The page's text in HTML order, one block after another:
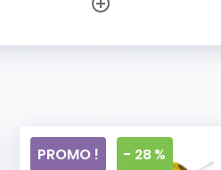
PROMO ! - 28 %